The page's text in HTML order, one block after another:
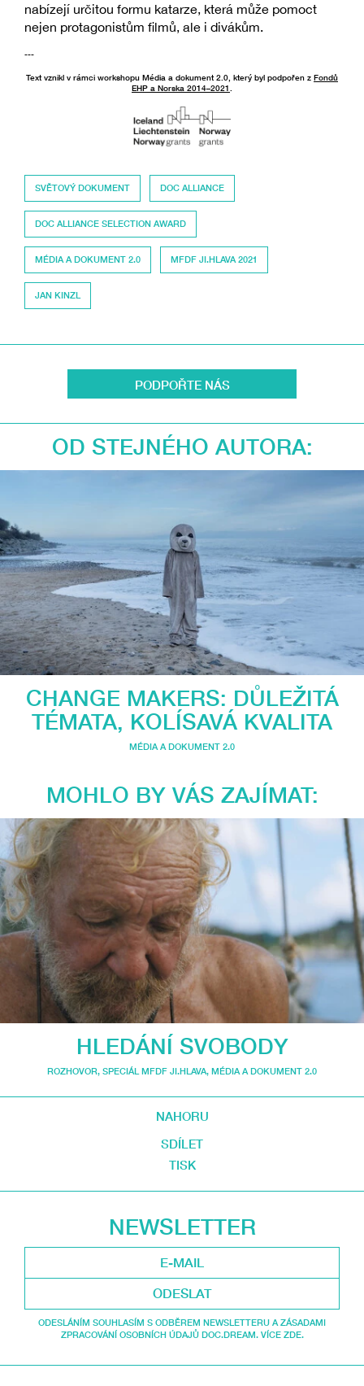
nabízejí určitou formu katarze, která může pomoct
nejen protagonistům filmů, ale i divákům.
---
Text vznikl v rámci workshopu Média a dokument 2.0, který byl podpořen z Fondů
EHP a Norska 2014–2021
SVĚTOVÝ DOKUMENT DOC ALLIANCE
DOC ALLIANCE SELECTION AWARD
MÉDIA A DOKUMENT 2.0 MFDF JI.HLAVA 2021
JAN KINZL
PODPOŘTE NÁS
OD STEJNÉHO AUTORA:
CHANGE MAKERS: DŮLEŽITÁ
TÉMATA, KOLÍSAVÁ KVALITA
MÉDIA A DOKUMENT 2.0
MOHLO BY VÁS ZAJÍMAT:
HLEDÁNÍ SVOBODY
ROZHOVOR, SPECIÁL MFDF JI.HLAVA, MÉDIA A DOKUMENT 2.0
NAHORU
SDÍLET
TISK
NEWSLETTER
ODESLAT
ODESLÁNÍM SOUHLASÍM S ODBĚREM NEWSLETTERU A ZÁSADAMI
ZPRACOVÁNÍ OSOBNÍCH ÚDAJŮ DOC.DREAM. VÍCE ZDE.